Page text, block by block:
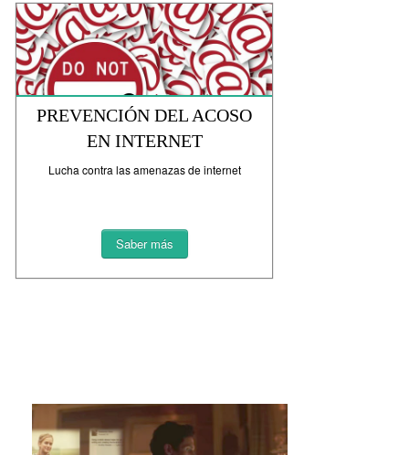
PREVENCIÓN DEL ACOSO
EN INTERNET
Lucha contra las amenazas de internet
Saber más